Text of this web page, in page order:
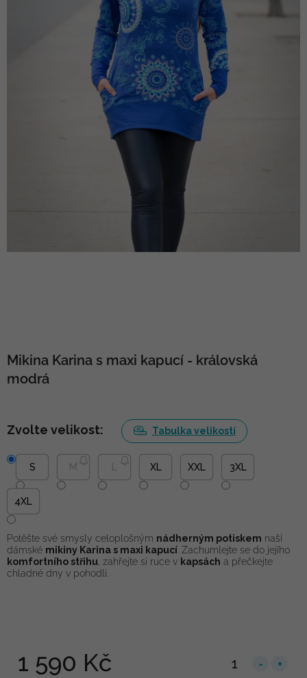
Mikina Karina s maxi kapucí - královská
modrá
1 590 Kč
Zvolte velikost: Tabulka velikostí
S M XL XXL 3XL
4XL
Potěšte své smysly celoplošným nádherným potiskem naší
dámské mikiny Karina s maxi kapucí . Zachumlejte se do jejího
komfortního střihu , zahřejte si ruce v kapsách a přečkejte
chladné dny v pohodlí.